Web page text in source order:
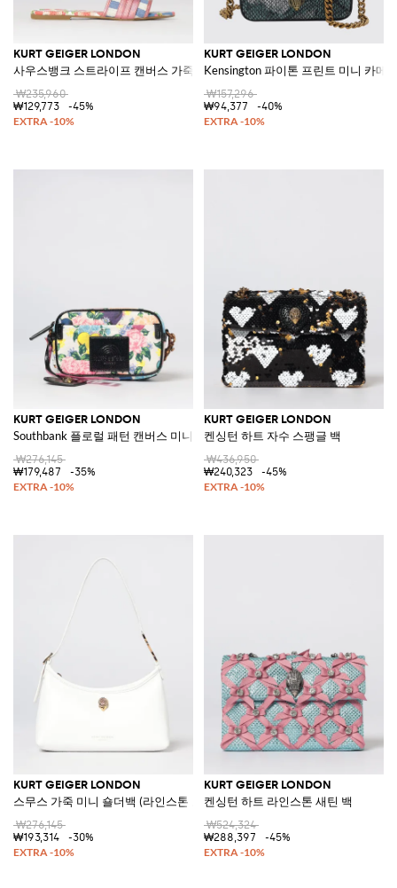
KURT GEIGER LONDON
사우스뱅크 스트라이프 캔버스 가죽 뮬
₩235,960
₩129,773
-45%
KURT GEIGER LONDON
Kensington 파이톤 프린트 미니 카메
₩157,296
₩94,377
-40%
KURT GEIGER LONDON
Southbank 플로럴 패턴 캔버스 미니 크로스바디 백
₩276,145
₩179,487
-35%
KURT GEIGER LONDON
켄싱턴 하트 자수 스팽글 백
₩436,950
₩240,323
-45%
KURT GEIGER LONDON
스무스 가죽 미니 숄더백 (라인스톤 로고)
₩276,145
₩193,314
-30%
KURT GEIGER LONDON
켄싱턴 하트 라인스톤 새틴 백
₩524,324
₩288,397
-45%